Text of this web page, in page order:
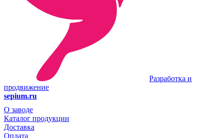
Разработка и
продвижение
sepium.ru
О заводе
Каталог продукции
Доставка
Оплата